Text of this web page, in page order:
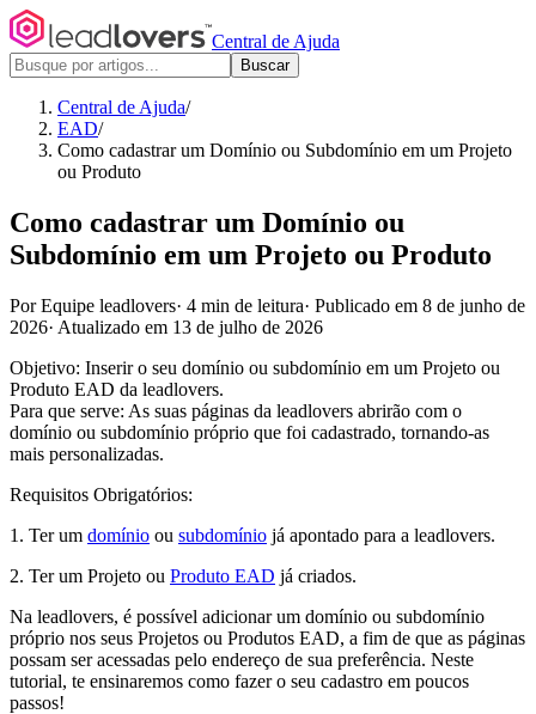
Central de Ajuda
Buscar
Central de Ajuda/
EAD/
Como cadastrar um Domínio ou Subdomínio em um Projeto
ou Produto
Como cadastrar um Domínio ou
Subdomínio em um Projeto ou Produto
Por Equipe leadlovers· 4 min de leitura· Publicado em 8 de junho de
2026· Atualizado em 13 de julho de 2026
Objetivo: Inserir o seu domínio ou subdomínio em um Projeto ou
Produto EAD da leadlovers.
Para que serve: As suas páginas da leadlovers abrirão com o
domínio ou subdomínio próprio que foi cadastrado, tornando-as
mais personalizadas.
Requisitos Obrigatórios:
1. Ter um domínio ou subdomínio já apontado para a leadlovers.
2. Ter um Projeto ou Produto EAD já criados.
Na leadlovers, é possível adicionar um domínio ou subdomínio
próprio nos seus Projetos ou Produtos EAD, a fim de que as páginas
possam ser acessadas pelo endereço de sua preferência. Neste
tutorial, te ensinaremos como fazer o seu cadastro em poucos
passos!